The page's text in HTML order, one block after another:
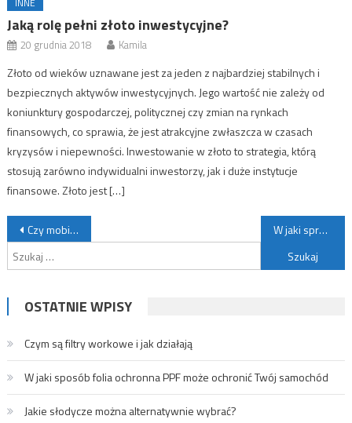
INNE
Jaką rolę pełni złoto inwestycyjne?
20 grudnia 2018 Kamila
Złoto od wieków uznawane jest za jeden z najbardziej stabilnych i
bezpiecznych aktywów inwestycyjnych. Jego wartość nie zależy od
koniunktury gospodarczej, politycznej czy zmian na rynkach
finansowych, co sprawia, że jest atrakcyjne zwłaszcza w czasach
kryzysów i niepewności. Inwestowanie w złoto to strategia, którą
stosują zarówno indywidualni inwestorzy, jak i duże instytucje
finansowe. Złoto jest […]
Nawigacja wpisu
Czy mobilny bar jest atrakcyjny? W jaki sprzęt zaintestować?
Szukaj:
OSTATNIE WPISY
Czym są filtry workowe i jak działają
W jaki sposób folia ochronna PPF może ochronić Twój samochód
Jakie słodycze można alternatywnie wybrać?